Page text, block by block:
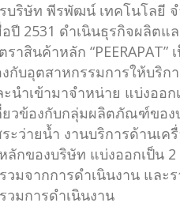
บริษัท พีรพัฒน์ เทคโนโลยี
2531 ดำเนินธุรกิจผลิตแ
สินค้าหลัก “PEERAPAT”
กับอุตสาหกรรมการให้บริก
ำเข้ามาจำหน่าย แบ่งออ
ยวข้องกับกลุ่มผลิตภัณฑ์ขอ
ะว่ายน้ำ งานบริการด้านเค
กของบริษัท แบ่งออกเป็น
มจากการดำเนินงาน และ
วมการดำเนินงาน